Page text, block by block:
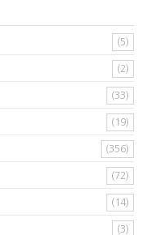
(5)
(2)
(33)
(19)
(356)
(72)
(14)
(3)